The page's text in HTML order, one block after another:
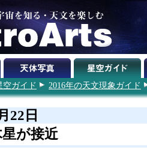
空ガイド 2016年の天文現象ガイド
22日
が接近